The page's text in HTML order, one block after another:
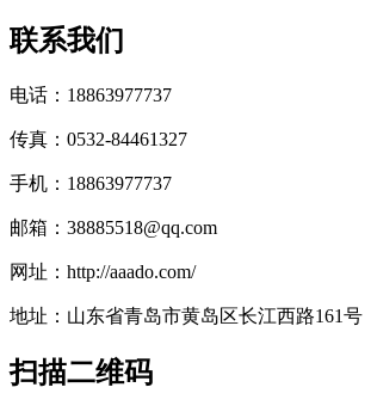
联系我们
电话：18863977737
传真：0532-84461327
手机：18863977737
邮箱：38885518@qq.com
网址：http://aaado.com/
地址：山东省青岛市黄岛区长江西路161号
扫描二维码